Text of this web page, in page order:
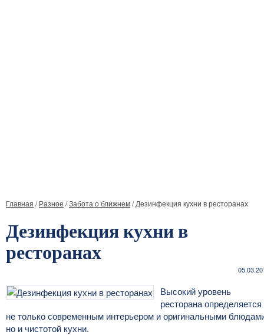
Главная /Разное /Забота о ближнем/Дезинфекция кухни в ресторанах
Дезинфекция кухни в
ресторанах
Высокий уровень
ресторана определяется
не только современным интерьером и оригинальными
но и чистотой кухни.